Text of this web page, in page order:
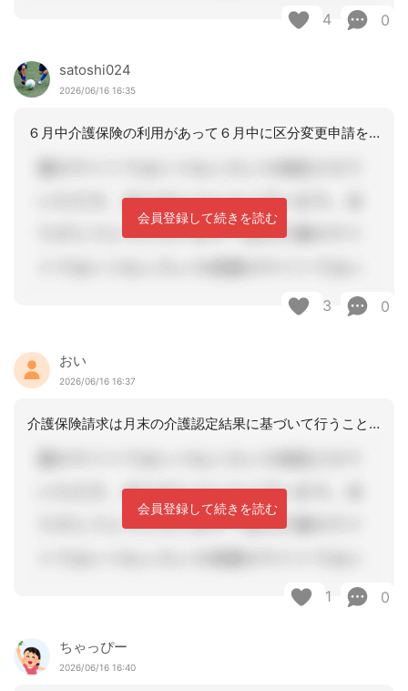
4 0
satoshi024
2026/06/16 16:35
６月中介護保険の利用があって６月中に区分変更申請を出したのであれば、６月の申請月
会員登録して続きを読む
3 0
おい
2026/06/16 16:37
介護保険請求は月末の介護認定結果に基づいて行うこととなるので区分変更中は請求でき
会員登録して続きを読む
1 0
ちゃっぴー
2026/06/16 16:40